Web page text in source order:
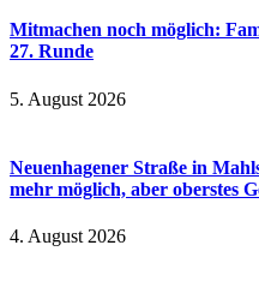
Mitmachen noch möglich:
27. Runde
5. August 2026
Neuenhagener Straße in
mehr möglich, aber oberstes
4. August 2026